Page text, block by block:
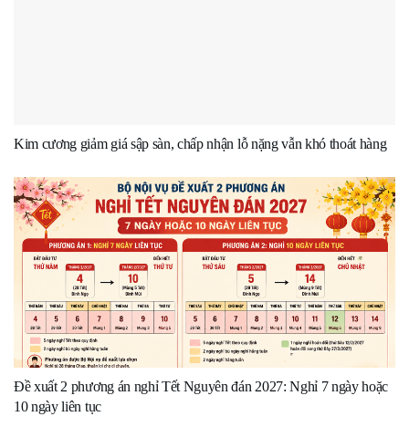
Kim cương giảm giá sập sàn, chấp nhận lỗ nặng vẫn khó thoát hàng
Đề xuất 2 phương án nghỉ Tết Nguyên đán 2027: Nghỉ 7 ngày hoặc
10 ngày liên tục